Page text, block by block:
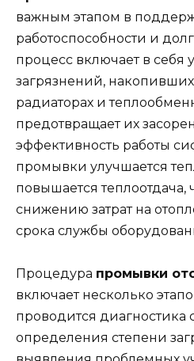
важным этапом в
работоспособности и
процесс включает в себя
загрязнений,
радиаторах и
предотвращает их
эффективность работы
промывки улучшается
повышается теплоотдача,
снижению затрат на
срока службы
Процедура промывки
включает несколько
проводится диагностика
определения степени